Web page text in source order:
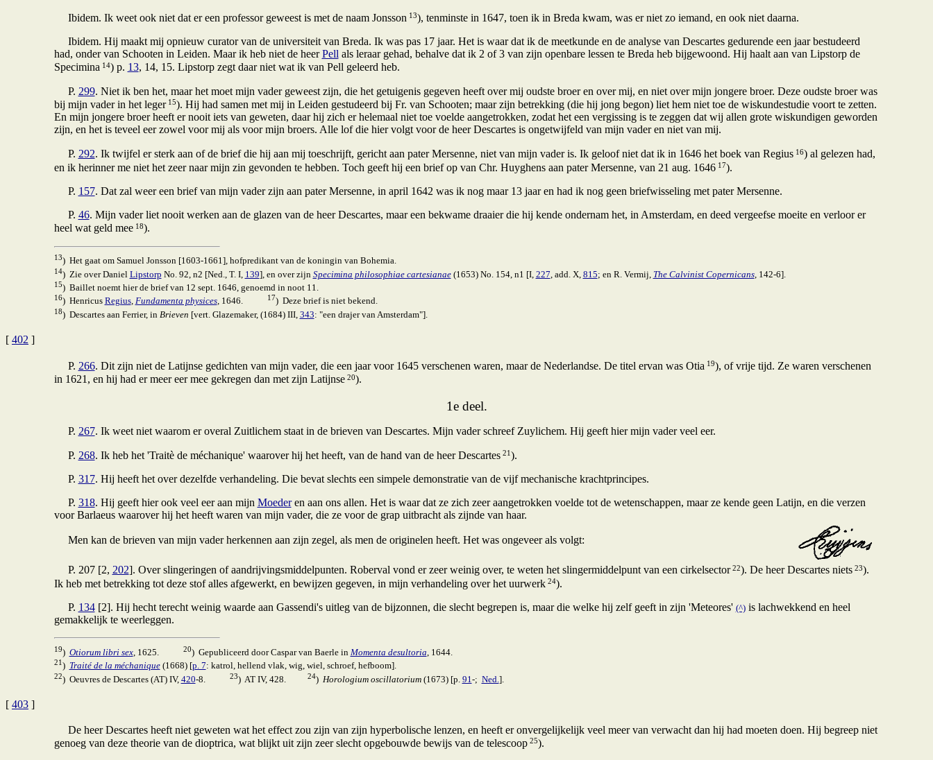
Ibidem. Ik weet ook niet dat er een professor geweest is met de naam Jonsson 13), tenminste in 1647, toen ik in Breda kwam, was er niet zo iemand, en ook niet daarna.
Ibidem. Hij maakt mij opnieuw curator van de universiteit van Breda. Ik was pas 17 jaar. Het is waar dat ik de meetkunde en de analyse van Descartes gedurende een jaar bestudeerd
had, onder van Schooten in Leiden. Maar ik heb niet de heerPellals leraar gehad, behalve dat ik 2 of 3 van zijn openbare lessen te Breda heb bijgewoond. Hij haalt aan van Lipstorp de
Specimina 14) p. 13, 14, 15. Lipstorp zegt daar niet wat ik van Pell geleerd heb.
P. 299. Niet ik ben het, maar het moet mijn vader geweest zijn, die het getuigenis gegeven heeft over mij oudste broer en over mij, en niet over mijn jongere broer. Deze oudste broer was
bij mijn vader in het leger15). Hij had samen met mij in Leiden gestudeerd bij Fr. van Schooten; maar zijn betrekking (die hij jong begon) liet hem niet toe de wiskundestudie voort te zetten.
En mijn jongere broer heeft er nooit iets van geweten, daar hij zich er helemaal niet toe voelde aangetrokken, zodat het een vergissing is te zeggen dat wij allen grote wiskundigen geworden
zijn, en het is teveel eer zowel voor mij als voor mijn broers. Alle lof die hier volgt voor de heer Descartes is ongetwijfeld van mijn vader en niet van mij.
P. 292. Ik twijfel er sterk aan of de brief die hij aan mij toeschrijft, gericht aan pater Mersenne, niet van mijn vader is. Ik geloof niet dat ik in 1646 het boek van Regius16) al gelezen had,
en ik herinner me niet het zeer naar mijn zin gevonden te hebben. Toch geeft hij een brief op van Chr. Huyghens aan pater Mersenne, van 21 aug. 1646 17).
P. 157. Dat zal weer een brief van mijn vader zijn aan pater Mersenne, in april 1642 was ik nog maar 13 jaar en had ik nog geen briefwisseling met pater Mersenne.
P. 46. Mijn vader liet nooit werken aan de glazen van de heer Descartes, maar een bekwame draaier die hij kende ondernam het, in Amsterdam, en deed vergeefse moeite en verloor er
heel wat geld mee18).
13) Het gaat om Samuel Jonsson [1603-1661], hofpredikant van de koningin van Bohemia.
14) Zie over Daniel Lipstorp No. 92, n2 [Ned., T. I, 139], en over zijn Specimina philosophiae cartesianae(1653) No. 154, n1 [I, 227 , add. X, 815; en R. Vermij, The Calvinist Copernicans, 142-6].
15) Baillet noemt hier de brief van 12 sept. 1646, genoemd in noot 11.
16) Henricus Regius, Fundamenta physices, 1646. 17) Deze brief is niet bekend.
18) Descartes aan Ferrier, in Brieven [vert. Glazemaker, (1684) III, 343: "een drajer van Amsterdam"].
[ 402 ]
P. 266. Dit zijn niet de Latijnse gedichten van mijn vader, die een jaar voor 1645 verschenen waren, maar de Nederlandse. De titel ervan was Otia 19), of vrije tijd. Ze waren verschenen
in 1621, en hij had er meer eer mee gekregen dan met zijn Latijnse20).
1e deel.
P. 267. Ik weet niet waarom er overal Zuitlichem staat in de brieven van Descartes. Mijn vader schreef Zuylichem. Hij geeft hier mijn vader veel eer.
P. 268. Ik heb het 'Traitè de méchanique' waarover hij het heeft, van de hand van de heer Descartes21).
P. 317. Hij heeft het over dezelfde verhandeling. Die bevat slechts een simpele demonstratie van de vijf mechanische krachtprincipes.
P. 318. Hij geeft hier ook veel eer aan mijn Moederen aan ons allen. Het is waar dat ze zich zeer aangetrokken voelde tot de wetenschappen, maar ze kende geen Latijn, en die verzen
voor Barlaeus waarover hij het heeft waren van mijn vader, die ze voor de grap uitbracht als zijnde van haar.
Men kan de brieven van mijn vader herkennen aan zijn zegel, als men de originelen heeft. Het was ongeveer als volgt:
P. 207 [2, 202]. Over slingeringen of aandrijvingsmiddelpunten. Roberval vond er zeer weinig over, te weten het slingermiddelpunt van een cirkelsector22). De heer Descartes niets23).
Ik heb met betrekking tot deze stof alles afgewerkt, en bewijzen gegeven, in mijn verhandeling over het uurwerk24).
P. 134[2]. Hij hecht terecht weinig waarde aan Gassendi's uitleg van de bijzonnen, die slecht begrepen is, maar die welke hij zelf geeft in zijn 'Meteores' (^)is lachwekkend en heel
gemakkelijk te weerleggen.
19) Otiorum libri sex, 1625. 20) Gepubliceerd door Caspar van Baerle in Momenta desultoria , 1644.
21) Traité de la méchanique(1668) [p. 7: katrol, hellend vlak, wig, wiel, schroef, hefboom].
22) Oeuvres de Descartes (AT) IV, 420-8. 23) AT IV, 428. 24) Horologium oscillatorium(1673) [p. 91 -; Ned. ].
[ 403 ]
De heer Descartes heeft niet geweten wat het effect zou zijn van zijn hyperbolische lenzen, en heeft er onvergelijkelijk veel meer van verwacht dan hij had moeten doen. Hij begreep niet
genoeg van deze theorie van de dioptrica, wat blijkt uit zijn zeer slecht opgebouwde bewijs van de telescoop 25).